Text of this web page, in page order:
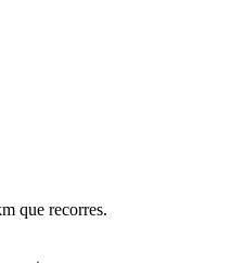
que recorres.